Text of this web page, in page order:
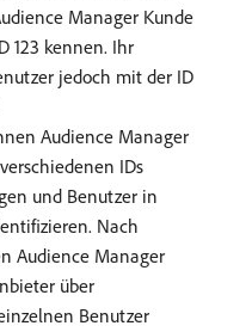
Manager Kunde
123 kennen. Ihr
jedoch mit der ID
Audience Manager
IDs
und Benutzer in
Nach
Audience Manager
über
Benutzer